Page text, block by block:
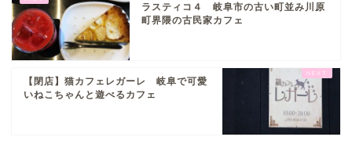
ラスティコ４ 岐阜市の古い町並み川原
町界隈の古民家カフェ
【閉店】猫カフェレガーレ 岐阜で可愛
いねこちゃんと遊べるカフェ